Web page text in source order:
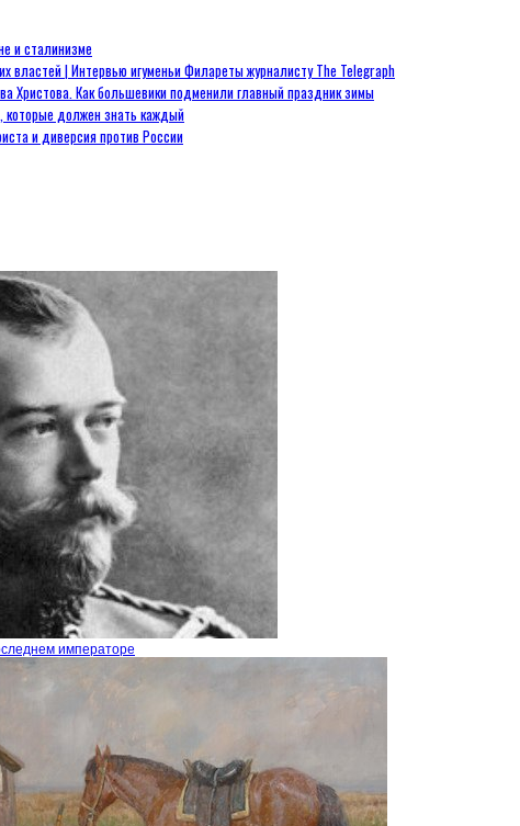
и сталинизме
властей | Интервью игуменьи Филареты журналисту The Telegraph
Христова. Как большевики подменили главный праздник зимы
должен знать каждый
и диверсия против России
императоре